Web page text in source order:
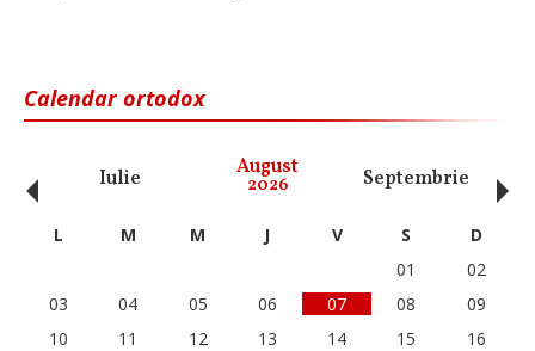
Calendar ortodox
Iulie August
2026 Septembrie
‹ L M M J V S
D
01
02
03
04 05 06 07 08
09
10
11 12 13 14 15
16